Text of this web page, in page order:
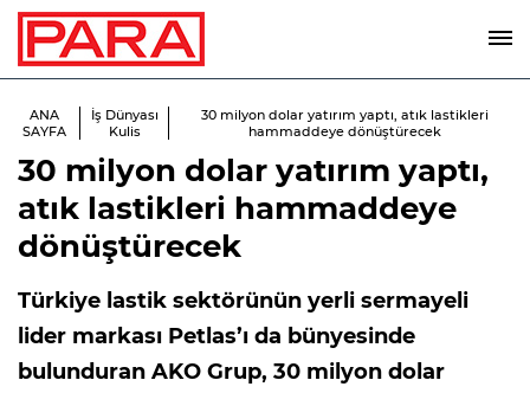
ANA
SAYFA
İş Dünyası
Kulis
30 milyon dolar yatırım yaptı, atık lastikleri
hammaddeye dönüştürecek
30 milyon dolar yatırım yaptı,
atık lastikleri hammaddeye
dönüştürecek
Türkiye lastik sektörünün yerli sermayeli
lider markası Petlas’ı da bünyesinde
bulunduran AKO Grup, 30 milyon dolar